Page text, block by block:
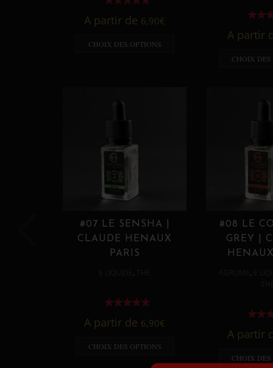
A partir de 6,90€
CHOIX DES OPTIONS
A partir
CHOIX DES
#07 LE SENSHA |
CLAUDE HENAUX
PARIS
,
A partir de 6,90€
CHOIX DES OPTIONS
#08 LE
GREY |
,
A partir
CHOIX DES